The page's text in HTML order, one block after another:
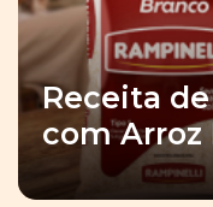
Receita
com Arroz